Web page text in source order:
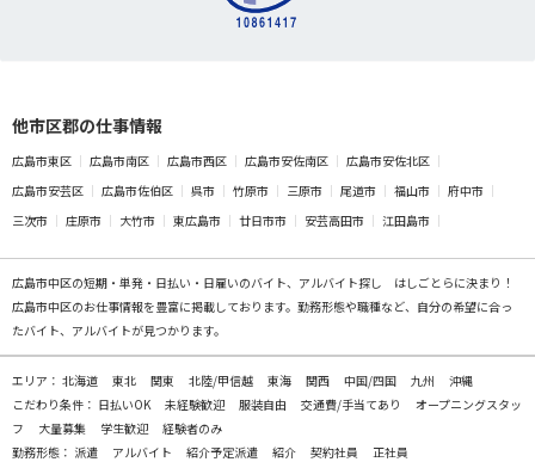
他市区郡の仕事情報
広島市東区 広島市南区 広島市西区 広島市安佐南区
広島市安佐北区
広島市安芸区
広島市佐伯区 呉市 竹原市 三原市 尾道市 福山市
府中市
三次市
庄原市 大竹市 東広島市 廿日市市 安芸高田市 江田島市
広島市中区の短期・単発・日払い・日雇いのバイト、アルバイト探し
はしごとらに決まり！
広島市中区のお仕事情報を豊富に掲載しております。勤務形態や職種など、自分の希望に合っ
たバイト、アルバイトが見つかります。
エリア： 北海道 東北 関東 北陸/甲信越 東海 関西 中国/四国 九州
沖縄
こだわり条件： 日払いOK 未経験歓迎 服装自由 交通費/手当てあり
オープニングスタッ
フ
大量募集 学生歓迎
経験者のみ
勤務形態： 派遣 アルバイト 紹介予定派遣 紹介 契約社員 正社員